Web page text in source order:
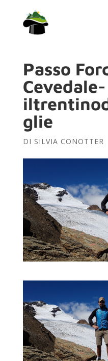
Passo
Cevedale-
glie
DI SILVIA CONOTTER